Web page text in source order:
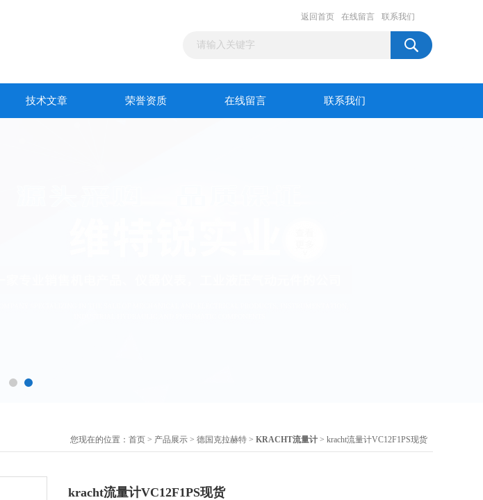
返回首页 在线留言 联系我们
技术文章 荣誉资质 在线留言 联系我们
您现在的位置： 首页 > 产品展示 > 德国克拉赫特 > KRACHT流量计 > kracht流量计VC12F1PS现货
kracht流量计VC12F1PS现货